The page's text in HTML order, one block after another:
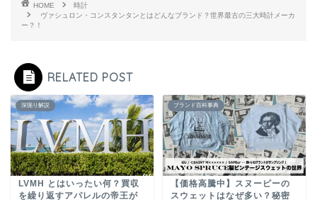
HOME
時計
ヴァシュロン・コンスタンタンとはどんなブランド？世界最古の三大時計メーカ
ー？！
RELATED POST
深掘り解説
LVMH とはいったい何？買収
を繰り返すアパレルの帝王が
ブランド百科事典
【価格高騰中】スヌーピーの
スウェットはなぜ多い？秘密